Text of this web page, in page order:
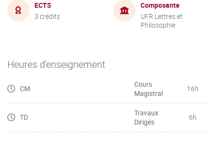
ECTS
3 crédits
Composante
UFR Lettres et
Philosophie
Heures d'enseignement
CM
Cours
Magistral
16h
TD
Travaux
Dirigés
6h